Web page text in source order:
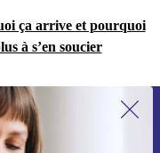
ça arrive et pourquoi
à s’en soucier
de refurbed